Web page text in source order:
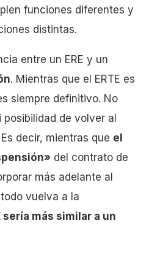
funciones diferentes y
distintas.
entre un ERE y un
. Mientras que el ERTE es
siempre definitivo. No
de volver al
decir, mientras que el
del contrato de
más adelante al
vuelva a la
sería más similar a un